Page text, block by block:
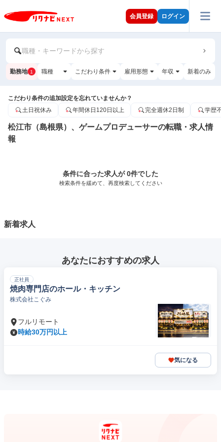
会員登録 ログイン
職種・キーワードから探す
勤務地 1 職種 こだわり条件 雇用形態 年収 新着のみ
こだわり条件の追加設定を忘れていませんか？
土日祝休み
年間休日120日以上 完全週休2日制 学歴
松江市（島根県）、ゲームプロデューサーの転職・求人情
報
条件に合った求人が 0件でした
検索条件を緩めて、再度検索してください
新着求人
あなたにおすすめの求人
正社員
焼肉専門店のホール・キッチン
株式会社こぐみ
フルリモート
時給30万円以上
気になる